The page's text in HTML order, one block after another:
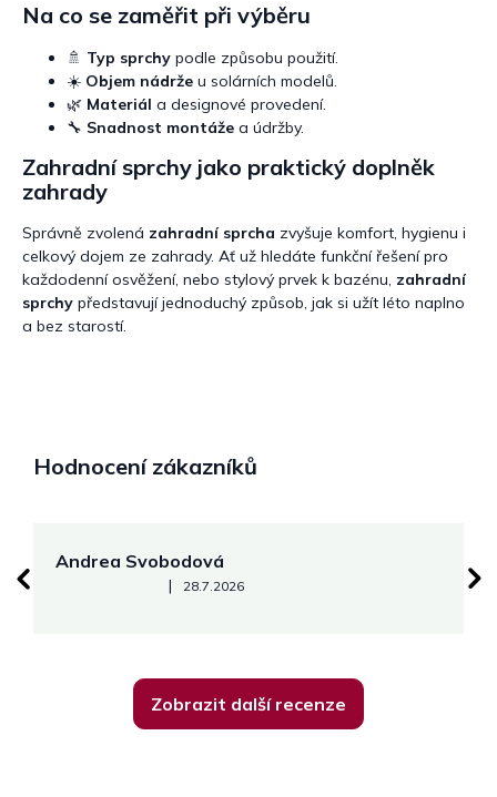
Na co se zaměřit při výběru
🚿 Typ sprchy podle způsobu použití.
☀️ Objem nádrže u solárních modelů.
🌿 Materiál a designové provedení.
🔧 Snadnost montáže a údržby.
Zahradní sprchy jako praktický doplněk
zahrady
Správně zvolená zahradní sprcha zvyšuje komfort, hygienu i
celkový dojem ze zahrady. Ať už hledáte funkční řešení pro
každodenní osvěžení, nebo stylový prvek k bazénu, zahradní
sprchy představují jednoduchý způsob, jak si užít léto naplno
a bez starostí.
Hodnocení zákazníků
Andrea Svobodová
Hodnocení obchodu je 5 z 5 hvězdiček.
| 28.7.2026
Zobrazit další recenze